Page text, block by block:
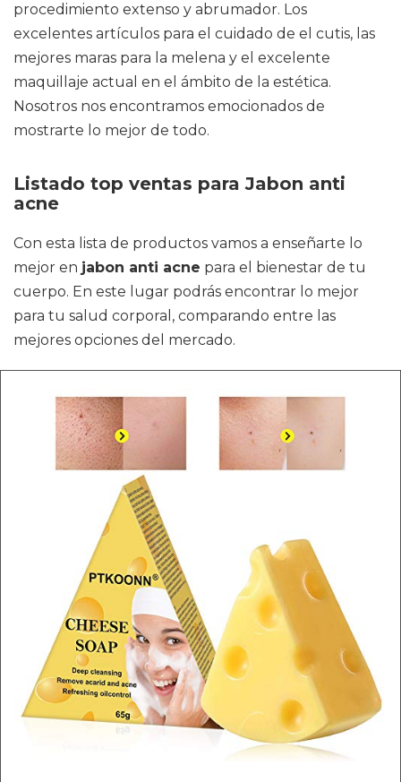
procedimiento extenso y abrumador. Los
excelentes artículos para el cuidado de el cutis, las
mejores maras para la melena y el excelente
maquillaje actual en el ámbito de la estética.
Nosotros nos encontramos emocionados de
mostrarte lo mejor de todo.
Listado top ventas para Jabon anti
acne
Con esta lista de productos vamos a enseñarte lo
mejor en jabon anti acne para el bienestar de tu
cuerpo. En este lugar podrás encontrar lo mejor
para tu salud corporal, comparando entre las
mejores opciones del mercado.